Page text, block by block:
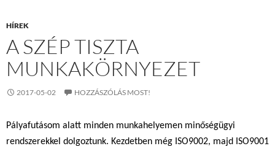
HÍREK
A SZÉP TISZTA
MUNKAKÖRNYEZET
2017-05-02 HOZZÁSZÓLÁS MOST!
Pályafutásom alatt minden munkahelyemen minőségügyi
rendszerekkel dolgoztunk. Kezdetben még ISO9002, majd ISO9001